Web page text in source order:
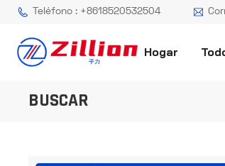
Teléfono : +8618520532504
Hogar
BUSCAR